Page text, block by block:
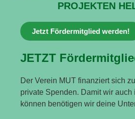
PROJEKTEN
Jetzt Fördermitglied werden!
JETZT
Der Verein MUT finanziert sich
private Spenden. Damit wir auch
können benötigen wir deine